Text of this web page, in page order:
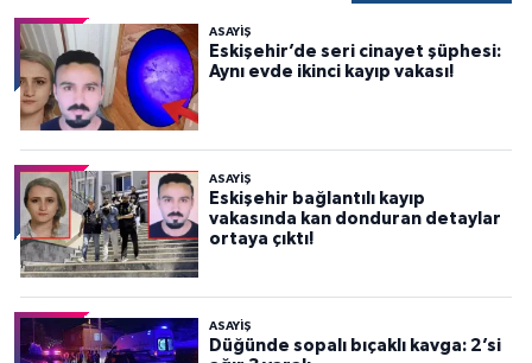
ASAYİŞ
Eskişehir’de seri cinayet şüphesi:
Aynı evde ikinci kayıp vakası!
ASAYİŞ
Eskişehir bağlantılı kayıp
vakasında kan donduran detaylar
ortaya çıktı!
ASAYİŞ
Düğünde sopalı bıçaklı kavga: 2’si